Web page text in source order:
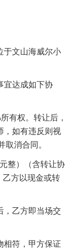
于文山海威尔小
宜达成如下协
有权。转让后，
，如有违反则视
取消合同。
整）（含转让协
乙方以现金或转
，乙方即当场交
相符，甲方保证